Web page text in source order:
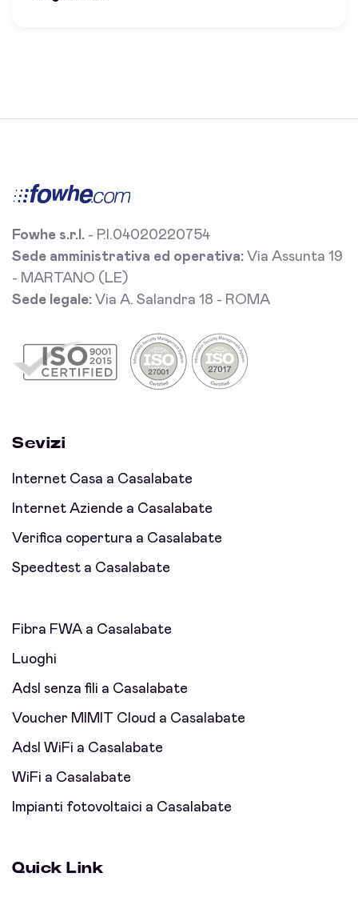
Fowhe s.r.l. - P.I.04020220754
Sede amministrativa ed operativa: Via Assunta 19
- MARTANO (LE)
Sede legale: Via A. Salandra 18 - ROMA
Sevizi
Internet Casa a Casalabate
Internet Aziende a Casalabate
Verifica copertura a Casalabate
Speedtest a Casalabate
Fibra FWA a Casalabate
Luoghi
Adsl senza fili a Casalabate
Voucher MIMIT Cloud a Casalabate
Adsl WiFi a Casalabate
WiFi a Casalabate
Impianti fotovoltaici a Casalabate
Quick Link